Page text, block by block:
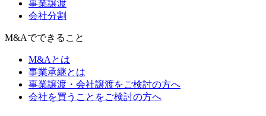
事業譲渡
会社分割
M&Aでできること
M&Aとは
事業承継とは
事業譲渡・会社譲渡をご検討の方へ
会社を買うことをご検討の方へ